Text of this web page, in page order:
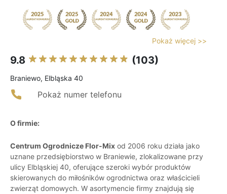
Pokaż więcej >>
9.8 (103)
Braniewo, Elbląska 40
Pokaż numer telefonu
O firmie:
Centrum Ogrodnicze Flor-Mix od 2006 roku działa jako
uznane przedsiębiorstwo w Braniewie, zlokalizowane przy
ulicy Elbląskiej 40, oferujące szeroki wybór produktów
skierowanych do miłośników ogrodnictwa oraz właścicieli
zwierząt domowych. W asortymencie firmy znajdują się